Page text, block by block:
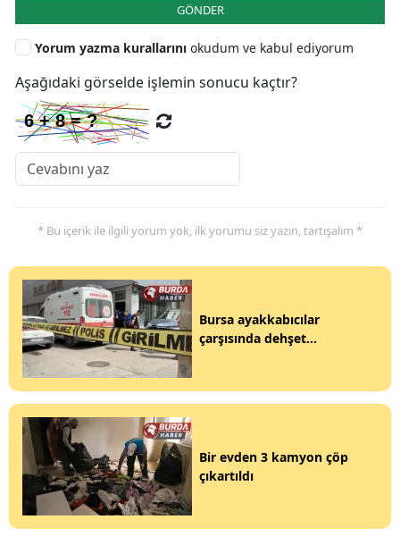
GÖNDER
Yorum yazma kurallarını okudum ve kabul ediyorum
Aşağıdaki görselde işlemin sonucu kaçtır?
* Bu içerik ile ilgili yorum yok, ilk yorumu siz yazın, tartışalım *
Bursa ayakkabıcılar
çarşısında dehşet...
Bir evden 3 kamyon çöp
çıkartıldı